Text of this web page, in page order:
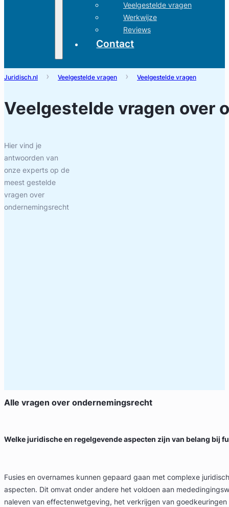
Veelgestelde vragen
Werkwijze
Reviews
Contact
Juridisch.nl Veelgestelde vragen Veelgestelde vragen
Veelgestelde vragen over
Hier vind je
antwoorden van
onze experts op de
meest gestelde
vragen over
ondernemingsrecht
Alle vragen over ondernemingsrecht
Welke juridische en regelgevende aspecten zijn van belang bij
Fusies en overnames kunnen gepaard gaan met complexe
aspecten. Dit omvat onder andere het voldoen aan
naleven van effectenwetgeving, het verkrijgen van